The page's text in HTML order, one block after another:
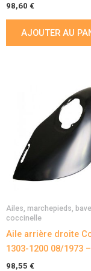
98,60 €
AJOUTER AU
Ailes, marchepieds,
coccinelle
Aile arrière droite
1303-1200 08/1973
98,55 €